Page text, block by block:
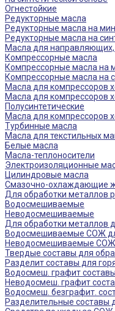
Огнестойкие
Редукторные масла
Редукторные масла на
Редукторные масла на
Масла для
Компрессорные масла
Компрессорные масла на
Компрессорные масла на
Масла для компрессоров
Масла для компрессоров
Полусинтетические
Масла для компрессоров
Турбинные масла
Масла для текстильных
Белые масла
Масла-теплоносители
Электроизоляционные
Цилиндровые масла
Смазочно-охлаждающие
Для обработки металлов
Водосмешиваемые
Неводосмешиваемые
Для обработки металлов
Водосмешиваемые СОЖ
Неводосмешиваемые СОЖ
Твердые составы для
Разделит составы для
Водосмеш. графит
Неводосмеш. графит
Водосмеш. безграфит.
Разделительные составы